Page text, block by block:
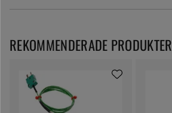
REKOMMENDERADE PRODUKTER